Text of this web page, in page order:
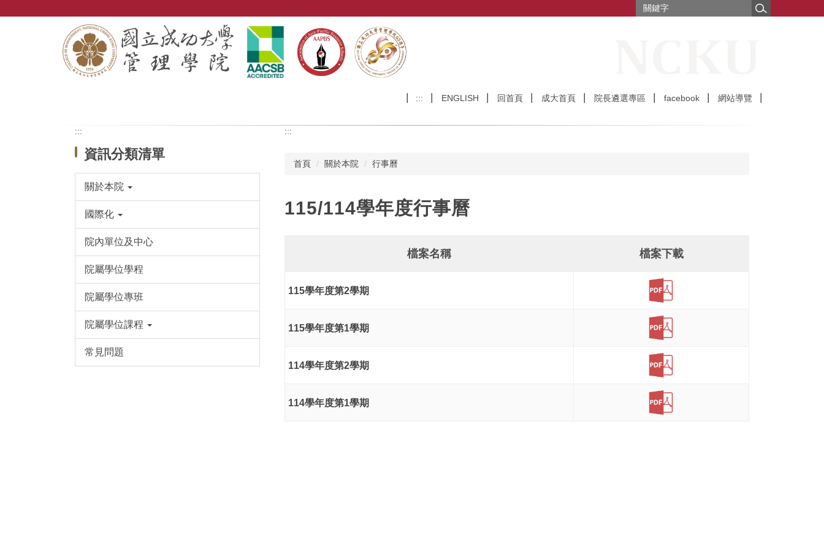
:::
ENGLISH 回首頁 成大首頁 院長遴選專區 facebook 網站導覽
:::
資訊分類清單
關於本院
國際化
院內單位及中心
院屬學位學程
院屬學位專班
院屬學位課程
常見問題
:::
首頁 關於本院 行事曆
115/114學年度行事曆
檔案名稱 檔案下載
115學年度第2學期
115學年度第1學期
114學年度第2學期
114學年度第1學期